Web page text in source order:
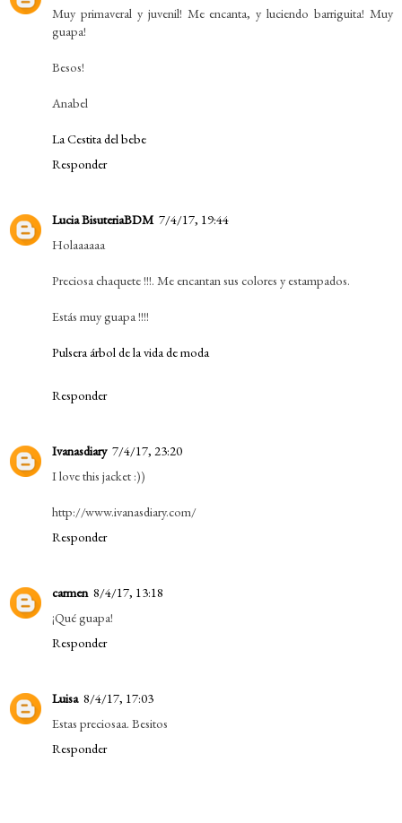
Muy primaveral y juvenil! Me encanta, y luciendo barriguita! Muy
guapa!
Besos!
Anabel
La Cestita del bebe
Responder
Lucia BisuteriaBDM 7/4/17, 19:44
Holaaaaaa
Preciosa chaquete !!!. Me encantan sus colores y estampados.
Estás muy guapa !!!!
Pulsera árbol de la vida de moda
Responder
Ivanasdiary 7/4/17, 23:20
I love this jacket :))
http://www.ivanasdiary.com/
Responder
carmen 8/4/17, 13:18
¡Qué guapa!
Responder
Luisa 8/4/17, 17:03
Estas preciosaa. Besitos
Responder